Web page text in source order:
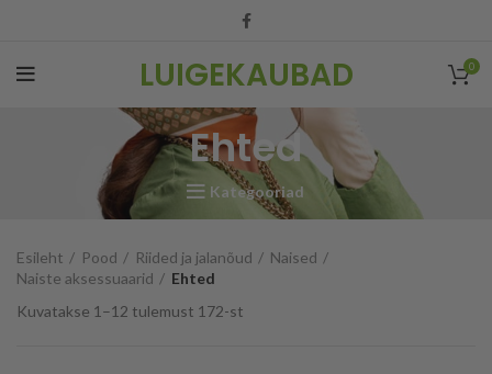
LUIGEKAUBAD 0
Ehted
Kategooriad
Esileht Pood Riided ja jalanõud
Naised
Naiste aksessuaarid
Ehted
Kuvatakse 1–12 tulemust 172-st